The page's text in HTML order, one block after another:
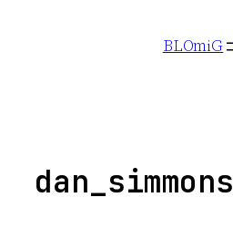
BLOmiG
dan_simmons